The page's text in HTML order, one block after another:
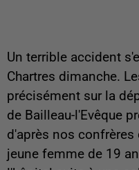
Un terrible accident
Chartres dimanche.
précisément sur la
de Bailleau-l'Evêque
d'après nos confrères
jeune femme de 19